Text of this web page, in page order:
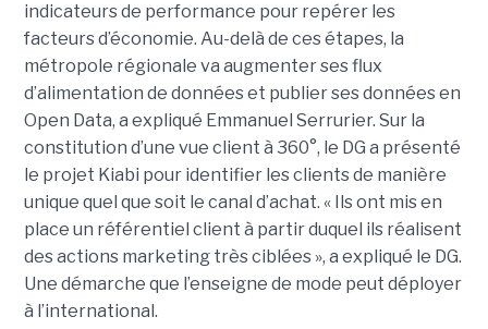
indicateurs de performance pour repérer les
facteurs d’économie. Au-delà de ces étapes, la
métropole régionale va augmenter ses flux
d’alimentation de données et publier ses données en
Open Data, a expliqué Emmanuel Serrurier. Sur la
constitution d’une vue client à 360°, le DG a présenté
le projet Kiabi pour identifier les clients de manière
unique quel que soit le canal d’achat. « Ils ont mis en
place un référentiel client à partir duquel ils réalisent
des actions marketing très ciblées », a expliqué le DG.
Une démarche que l’enseigne de mode peut déployer
à l’international.